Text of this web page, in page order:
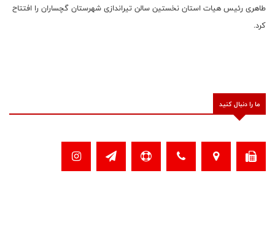
طاهری رئیس هیات استان نخستین سالن تیراندازی شهرستان گچساران را افتتاح
کرد.
ما را دنبال کنید